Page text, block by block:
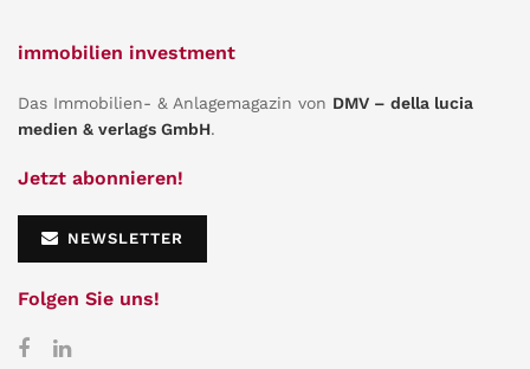
immobilien investment
Das Immobilien- & Anlagemagazin von DMV – della lucia
medien & verlags GmbH.
Jetzt abonnieren!
NEWSLETTER
Folgen Sie uns!